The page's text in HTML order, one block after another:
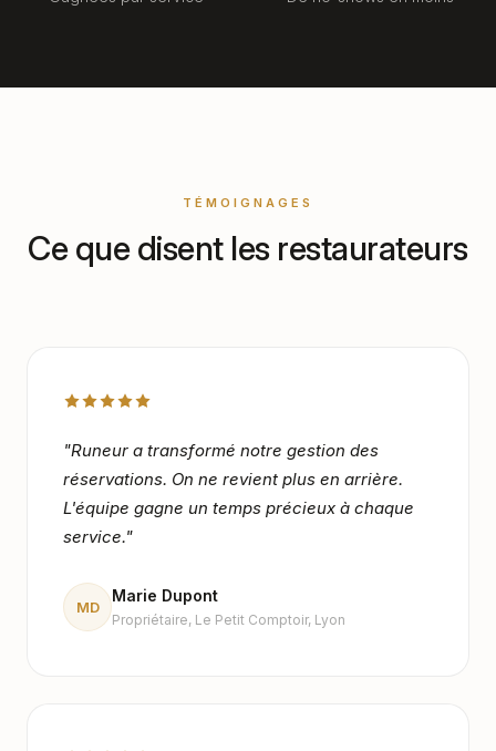
TÉMOIGNAGES
Ce que disent les restaurateurs
"Runeur a transformé notre gestion des
réservations. On ne revient plus en arrière.
L'équipe gagne un temps précieux à chaque
service."
MD
Marie Dupont
Propriétaire, Le Petit Comptoir, Lyon